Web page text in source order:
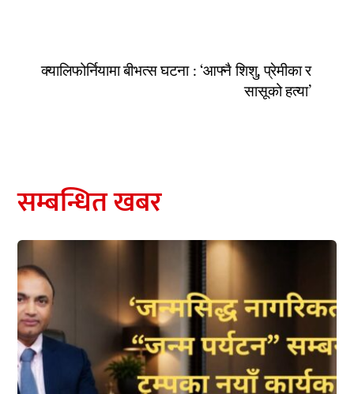
क्यालिफोर्नियामा बीभत्स घटना : ‘आफ्नै शिशु, प्रेमीका र
सासूको हत्या’
सम्बन्धित खबर